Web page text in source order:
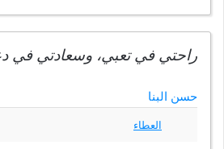
راحتي في تعبي، وسعادتي في
حسن البنا
العطاء